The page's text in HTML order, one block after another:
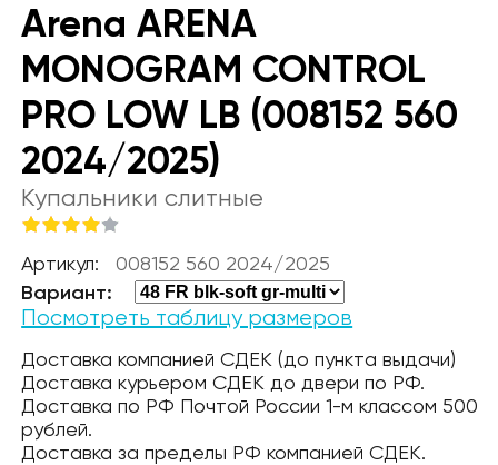
Arena ARENA
MONOGRAM CONTROL
PRO LOW LB (008152 560
2024/2025)
Купальники слитные
Артикул: 008152 560 2024/2025
Вариант:
Посмотреть таблицу размеров
Доставка компанией СДЕК (до пункта выдачи)
Доставка курьером СДЕК до двери по РФ.
Доставка по РФ Почтой России 1-м классом 500
рублей.
Доставка за пределы РФ компанией СДЕК.